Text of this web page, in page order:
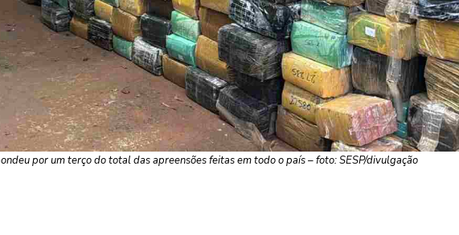
por um terço do total das apreensões feitas em todo o país – foto: SESP/divulgação